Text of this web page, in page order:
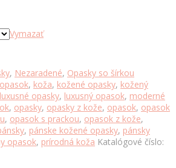
Vymazať
, Nezaradené, Opasky so šírkou
, koža, kožené opasky, kožený
luxusné opasky, luxusný opasok, moderné
, opasky, opasky z kože, opasok, opasok
, opasok s prackou, opasok z kože,
, pánske kožené opasky, pánsky
opasok, prírodná koža Katalógové číslo: